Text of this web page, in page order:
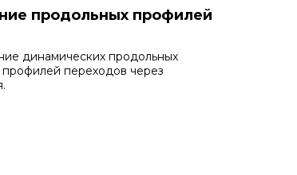
продольных профилей
динамических продольных
переходов через